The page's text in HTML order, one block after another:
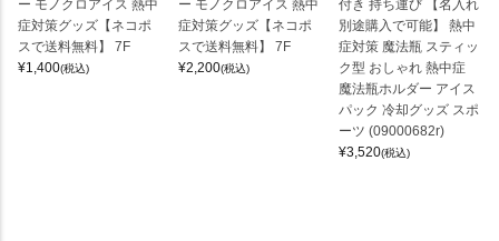
ー モノクロアイス 熱中
症対策グッズ【ネコポ
スで送料無料】 7F
¥1,400(税込)
ー モノクロアイス 熱中
症対策グッズ【ネコポ
スで送料無料】 7F
¥2,200(税込)
付き 持ち運び 【名入れ
別途購入で可能】 熱中
症対策 魔法瓶 スティッ
ク型 おしゃれ 熱中症
魔法瓶ホルダー アイス
パック 冷却グッズ スポ
ーツ (09000682r)
¥3,520(税込)